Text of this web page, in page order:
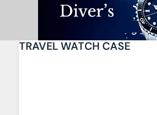
TRAVEL WATCH CASE